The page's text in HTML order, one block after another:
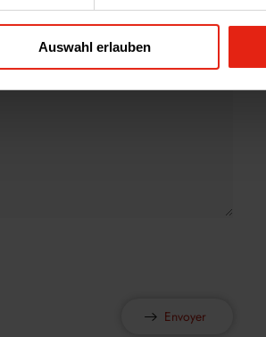
Auswahl erlauben
Envoyer